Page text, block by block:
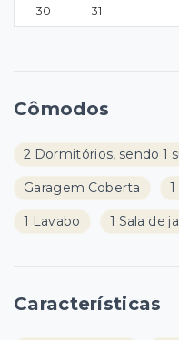
30 31
Cômodos
2 Dormitórios, sendo 1
Garagem Coberta
1 Lavabo 1 Sala de
Características